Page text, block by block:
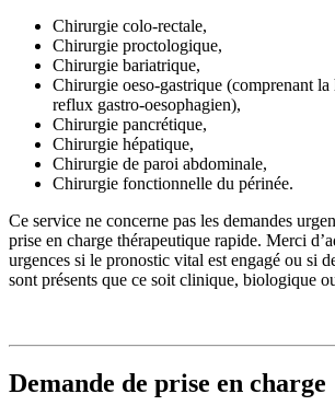
Chirurgie colo-rectale,
Chirurgie proctologique,
Chirurgie bariatrique,
Chirurgie oeso-gastrique (comprenant la
reflux gastro-oesophagien),
Chirurgie pancrétique,
Chirurgie hépatique,
Chirurgie de paroi abdominale,
Chirurgie fonctionnelle du périnée.
Ce service ne concerne pas les demandes
prise en charge thérapeutique rapide. Merci
urgences si le pronostic vital est engagé ou si
sont présents que ce soit clinique, biologique
Demande de prise en charge